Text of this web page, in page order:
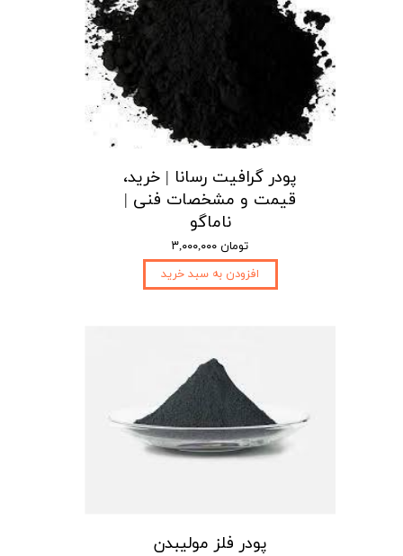
پودر گرافیت رسانا | خرید،
قیمت و مشخصات فنی |
ناماگو
۳,۰۰۰,۰۰۰ تومان
افزودن به سبد خرید
پودر فلز مولیبدن